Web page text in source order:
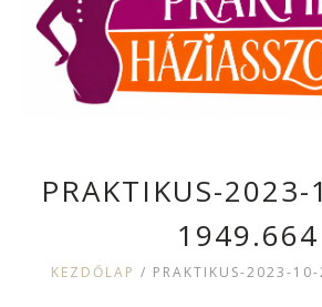
PRAKTIKUS-
1949.664
KEZDŐLAP / PRAKTIKUS-2023-